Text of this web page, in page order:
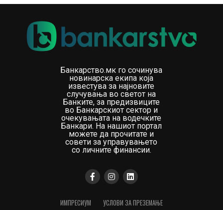
Банкарство.мк го сочинува
новинарска екипа која
известува за најновите
случувања во светот на
Банките, за предизвиците
во Банкарскиот сектор и
очекувањата на водечките
Банкари. На нашиот портал
можете да прочитате и
совети за управувањето
со личните финансии.
ИМПРЕСИУМ УСЛОВИ ЗА ПРЕЗЕМАЊЕ